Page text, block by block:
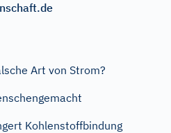
Art von Strom?
Kohlenstoffbindung